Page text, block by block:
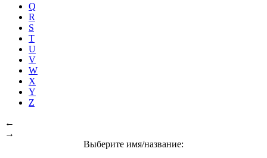
Q
R
S
T
U
V
W
X
Y
Z
←
→
Выберите имя/название: